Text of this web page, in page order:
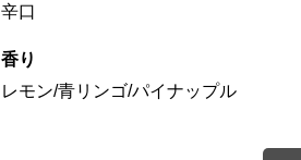
辛口
香り
レモン/青リンゴ/パイナップル